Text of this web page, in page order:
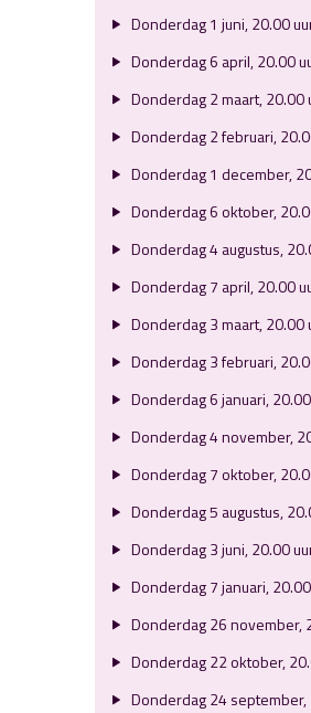
Donderdag 1 juni, 20.00
Donderdag 6 april, 20.00
Donderdag 2 maart, 20.00
Donderdag 2 februari,
Donderdag 1 december,
Donderdag 6 oktober,
Donderdag 4 augustus,
Donderdag 7 april, 20.00
Donderdag 3 maart, 20.00
Donderdag 3 februari,
Donderdag 6 januari,
Donderdag 4 november,
Donderdag 7 oktober,
Donderdag 5 augustus,
Donderdag 3 juni, 20.00
Donderdag 7 januari,
Donderdag 26 november,
Donderdag 22 oktober,
Donderdag 24 september,